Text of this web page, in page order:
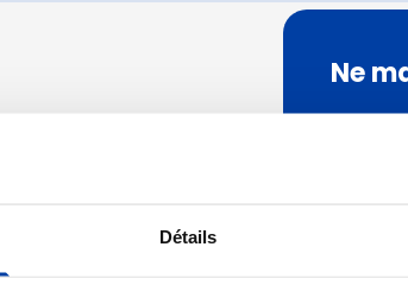
Détails
Inspiration
Ne
Ce